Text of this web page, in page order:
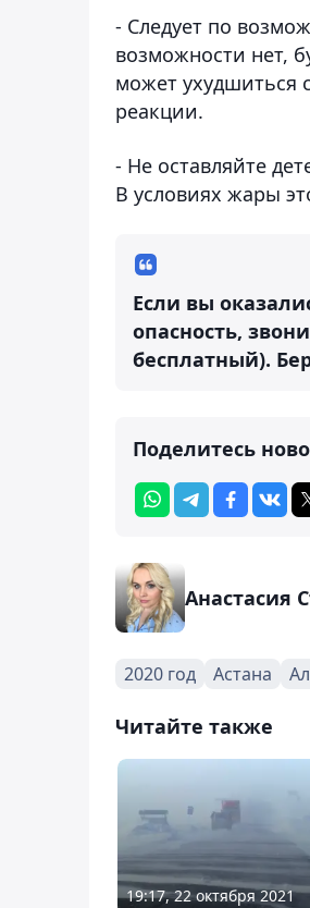
- Следует по
возможности нет,
может ухудшиться
реакции.
- Не оставляйте
В условиях жары
Если вы
опасность,
бесплатный).
Поделитесь
Анастасия
2020 год Астана
Читайте также
19:17, 22 октября 2021